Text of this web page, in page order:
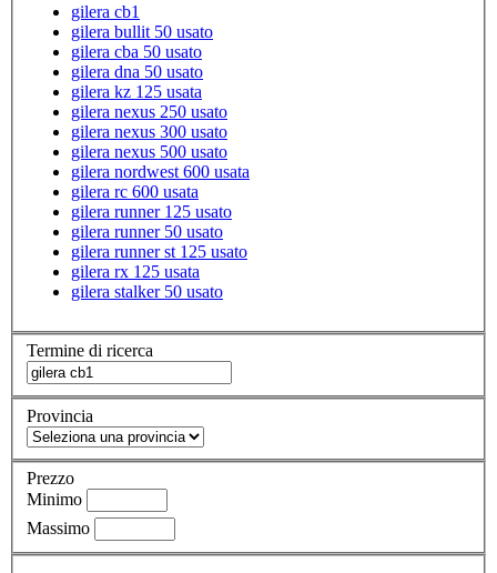
gilera cb1
gilera bullit 50 usato
gilera cba 50 usato
gilera dna 50 usato
gilera kz 125 usata
gilera nexus 250 usato
gilera nexus 300 usato
gilera nexus 500 usato
gilera nordwest 600 usata
gilera rc 600 usata
gilera runner 125 usato
gilera runner 50 usato
gilera runner st 125 usato
gilera rx 125 usata
gilera stalker 50 usato
Termine di ricerca
Provincia
Prezzo
Minimo
Massimo